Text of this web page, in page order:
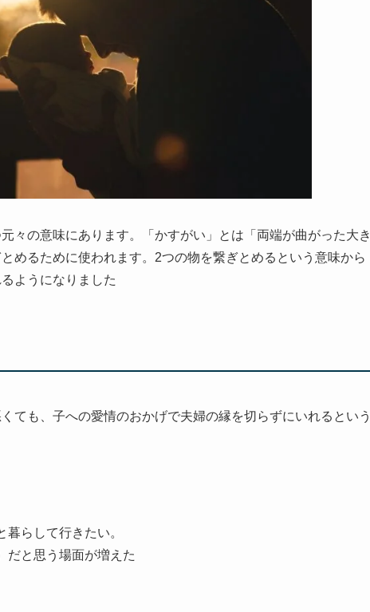
元々の意味にあります。「かすがい」とは「両端が曲がった大き
めるために使われます。2つの物を繋ぎとめるという意味から
ようになりました
ても、子への愛情のおかげで夫婦の縁を切らずにいれるという
らして行きたい。
だと思う場面が増えた